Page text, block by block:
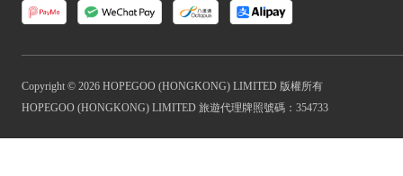
Copyright © 2026 HOPEGOO (HONGKONG) LIMITED 版權所有
HOPEGOO (HONGKONG) LIMITED 旅遊代理牌照號碼：354733